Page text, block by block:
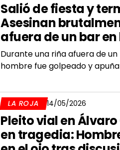
Salió de fiesta y
Asesinan
afuera de un bar
Durante una riña afuera de
hombre fue golpeado y
LA ROJA 14/05/2026
Pleito vial en
en tragedia: